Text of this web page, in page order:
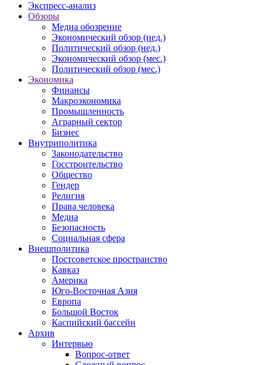
Экспресс-анализ
Обзоры
Медиа обозрение
Экономический обзор (нед.)
Политический обзор (нед.)
Экономический обзор (мес.)
Политический обзор (мес.)
Экономика
Финансы
Макроэкономика
Промышленность
Аграрный сектор
Бизнес
Внутриполитика
Законодательство
Госстроительство
Общество
Гендер
Религия
Права человека
Медиа
Безопасность
Социальная сфера
Внешполитика
Постсоветское пространство
Кавказ
Америка
Юго-Восточная Азия
Европа
Большой Восток
Каспийский бассейн
Архив
Интервью
Вопрос-ответ